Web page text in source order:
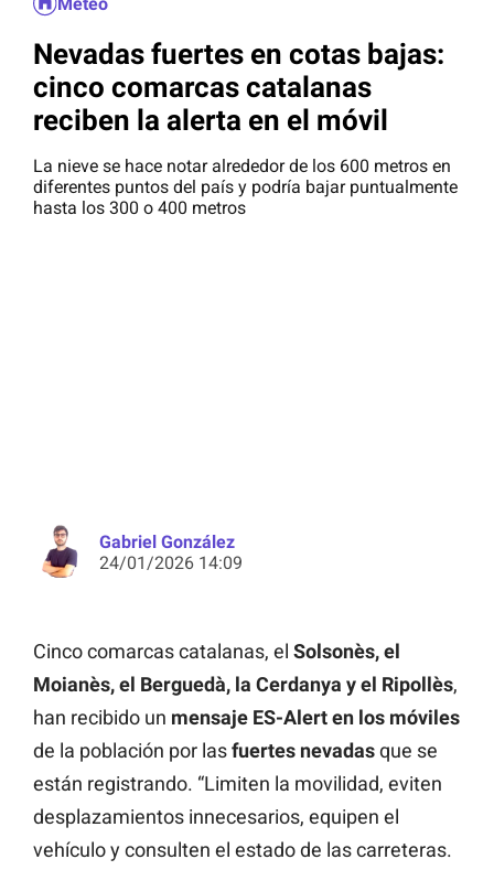
Nevadas fuertes en cotas bajas:
cinco comarcas catalanas
reciben la alerta en el móvil
La nieve se hace notar alrededor de los 600 metros en
diferentes puntos del país y podría bajar puntualmente
hasta los 300 o 400 metros
Gabriel González
24/01/2026 14:09
Cinco comarcas catalanas, el Solsonès, el
Moianès, el Berguedà, la Cerdanya y el Ripollès,
han recibido un mensaje ES-Alert en los móviles
de la población por lasfuertes nevadasque se
están registrando. “Limiten la movilidad, eviten
desplazamientos innecesarios, equipen el
vehículo y consulten el estado de las carreteras.